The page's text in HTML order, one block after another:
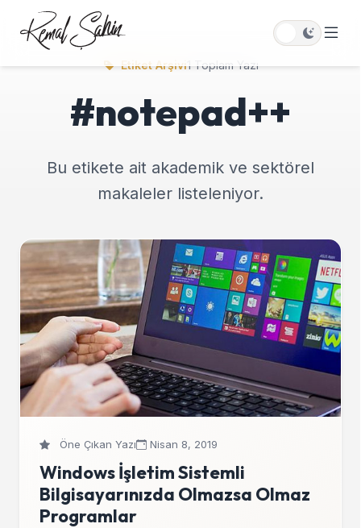
Etiket Arşivi1 Toplam Yazı
#notepad++
Bu etikete ait akademik ve sektörel
makaleler listeleniyor.
Öne Çıkan Yazı Nisan 8, 2019
Windows İşletim Sistemli
Bilgisayarınızda Olmazsa Olmaz
Programlar